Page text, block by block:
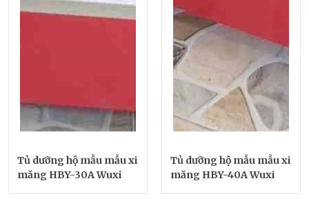
Tủ dưỡng hộ mẫu mẫu xi
măng HBY-30A Wuxi
Tủ dưỡng hộ mẫu mẫu xi
măng HBY-40A Wuxi